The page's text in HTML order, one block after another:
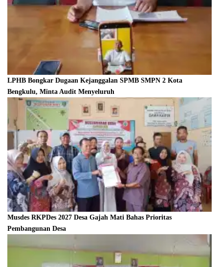
LPHB Bongkar Dugaan Kejanggalan SPMB SMPN 2 Kota
Bengkulu, Minta Audit Menyeluruh
Musdes RKPDes 2027 Desa Gajah Mati Bahas Prioritas
Pembangunan Desa